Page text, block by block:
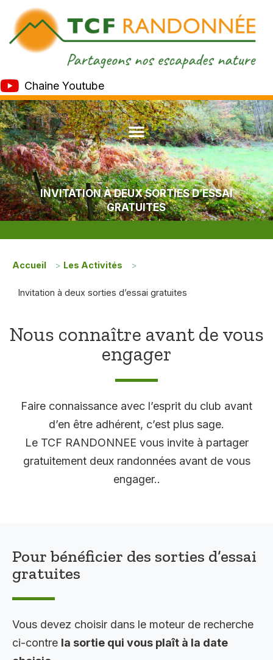
Chaine Youtube
INVITATION À DEUX SORTIES D’ESSAI
GRATUITES
Accueil > Les Activités >
Invitation à deux sorties d’essai gratuites
Nous connaître avant de vous
engager
Faire connaissance avec l’esprit du club avant
d’en être adhérent, c’est plus sage.
Le TCF RANDONNEE vous invite à partager
gratuitement deux randonnées avant de vous
engager..
Pour bénéficier des sorties d’essai
gratuites
Vous devez choisir dans le moteur de recherche
ci-contre la sortie qui vous plaît à la date